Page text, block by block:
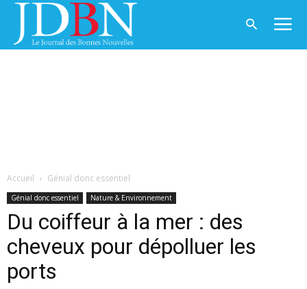
Accueil Génial donc essentiel
Génial donc essentiel Nature & Environnement
Du coiffeur à la mer : des
cheveux pour dépolluer les
ports